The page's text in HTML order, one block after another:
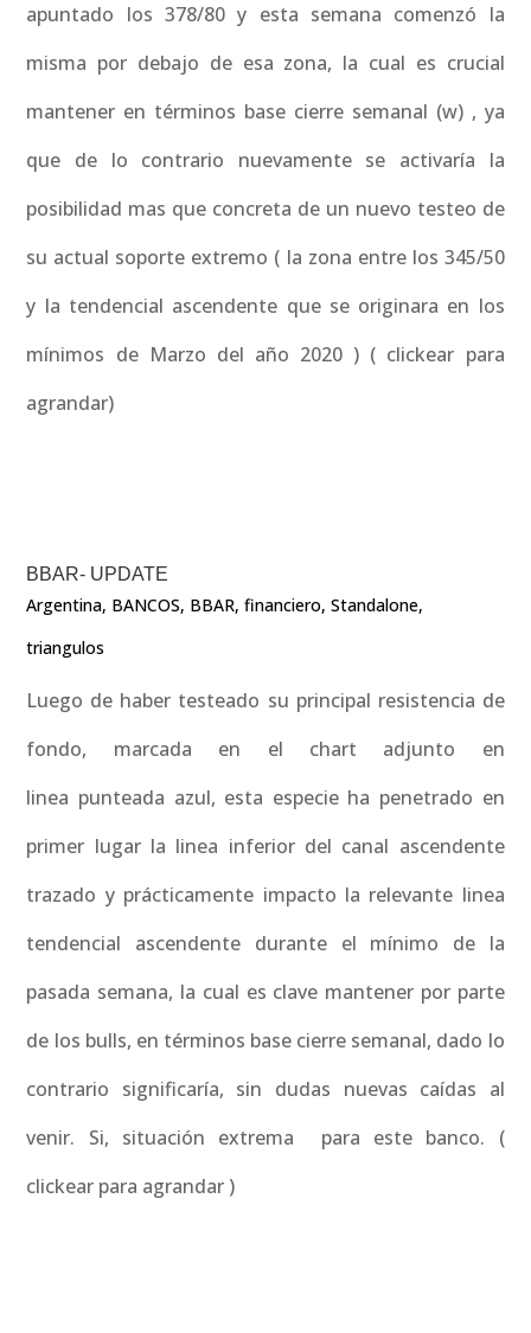
apuntado los 378/80 y esta semana comenzó la
misma por debajo de esa zona, la cual es crucial
mantener en términos base cierre semanal (w) , ya
que de lo contrario nuevamente se activaría la
posibilidad mas que concreta de un nuevo testeo de
su actual soporte extremo ( la zona entre los 345/50
y la tendencial ascendente que se originara en los
mínimos de Marzo del año 2020 ) ( clickear para
agrandar)
BBAR- UPDATE
Argentina, BANCOS, BBAR,financiero,Standalone,
triangulos
Luego de haber testeado su principal resistencia de
fondo, marcada en el chart adjunto en
linea punteada azul, esta especie ha penetrado en
primer lugar la linea inferior del canal ascendente
trazado y prácticamente impacto la relevante linea
tendencial ascendente durante el mínimo de la
pasada semana, la cual es clave mantener por parte
de los bulls, en términos base cierre semanal, dado lo
contrario significaría, sin dudas nuevas caídas al
venir. Si, situación extrema para este banco. (
clickear para agrandar )